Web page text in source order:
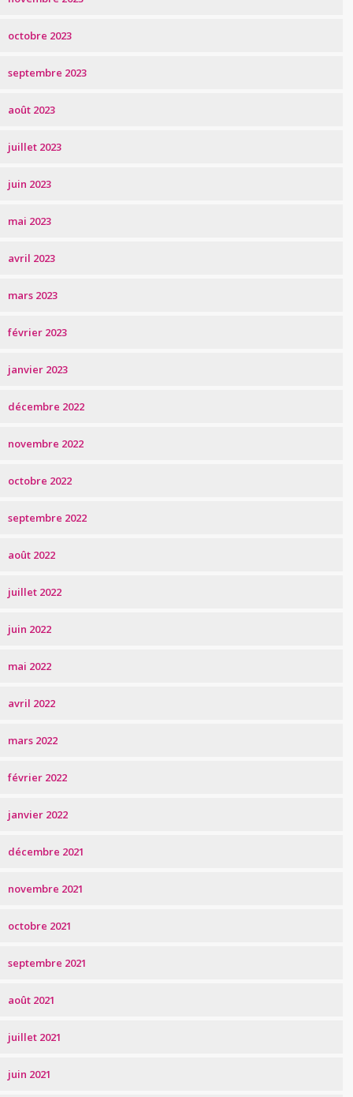
octobre 2023
septembre 2023
août 2023
juillet 2023
juin 2023
mai 2023
avril 2023
mars 2023
février 2023
janvier 2023
décembre 2022
novembre 2022
octobre 2022
septembre 2022
août 2022
juillet 2022
juin 2022
mai 2022
avril 2022
mars 2022
février 2022
janvier 2022
décembre 2021
novembre 2021
octobre 2021
septembre 2021
août 2021
juillet 2021
juin 2021